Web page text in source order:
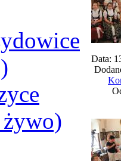
żywo)
Data: